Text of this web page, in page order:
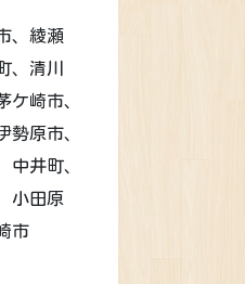
、綾瀬
、清川
ケ崎市、
勢原市、
中井町、
小田原
市